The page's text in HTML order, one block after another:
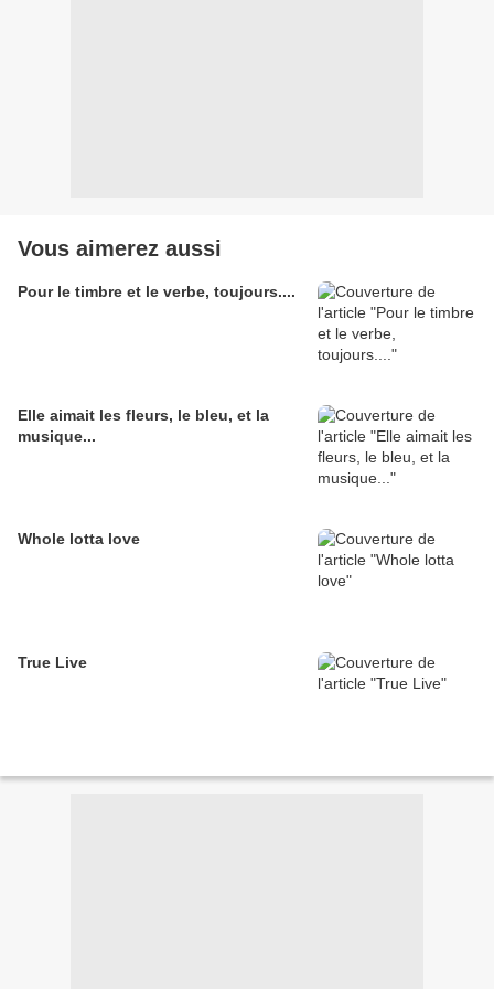
Vous aimerez aussi
Pour le timbre et le verbe, toujours....
Elle aimait les fleurs, le bleu, et la
musique...
Whole lotta love
True Live